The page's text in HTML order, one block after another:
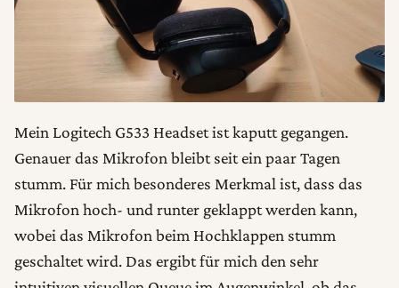
Mein Logitech G533 Headset ist kaputt gegangen.
Genauer das Mikrofon bleibt seit ein paar Tagen
stumm. Für mich besonderes Merkmal ist, dass das
Mikrofon hoch- und runter geklappt werden kann,
wobei das Mikrofon beim Hochklappen stumm
geschaltet wird. Das ergibt für mich den sehr